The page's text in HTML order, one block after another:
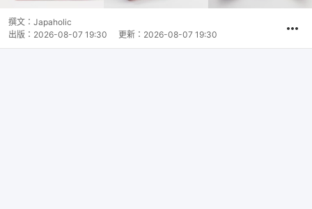
撰文： Japaholic
出版： 2026-08-07 19:30 更新： 2026-08-07 19:30